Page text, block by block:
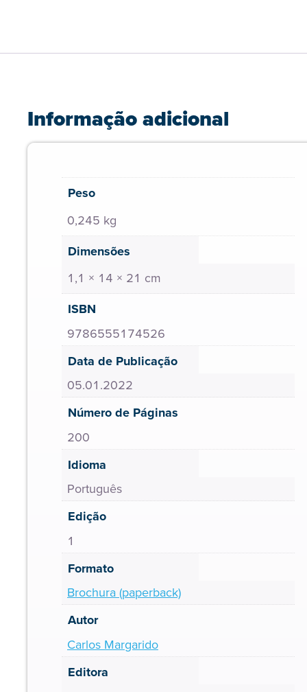
Informação adicional
Peso
0,245 kg
Dimensões
1,1 × 14 × 21 cm
ISBN
9786555174526
Data de Publicação
05.01.2022
Número de Páginas
200
Idioma
Português
Edição
1
Formato
Brochura (paperback)
Autor
Carlos Margarido
Editora